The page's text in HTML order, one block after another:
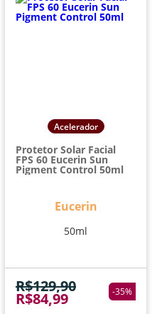
Acelerador
Protetor Solar Facial
FPS 60 Eucerin Sun
Pigment Control 50ml
Eucerin
50ml
R$129,90
R$84,99 -35%